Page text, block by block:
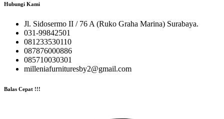
Hubungi Kami
Jl. Sidosermo II / 76 A (Ruko Graha Marina) Surabaya.
031-99842501
081233530110
087876000886
085710030301
milleniafurnituresby2@gmail.com
Balas Cepat !!!